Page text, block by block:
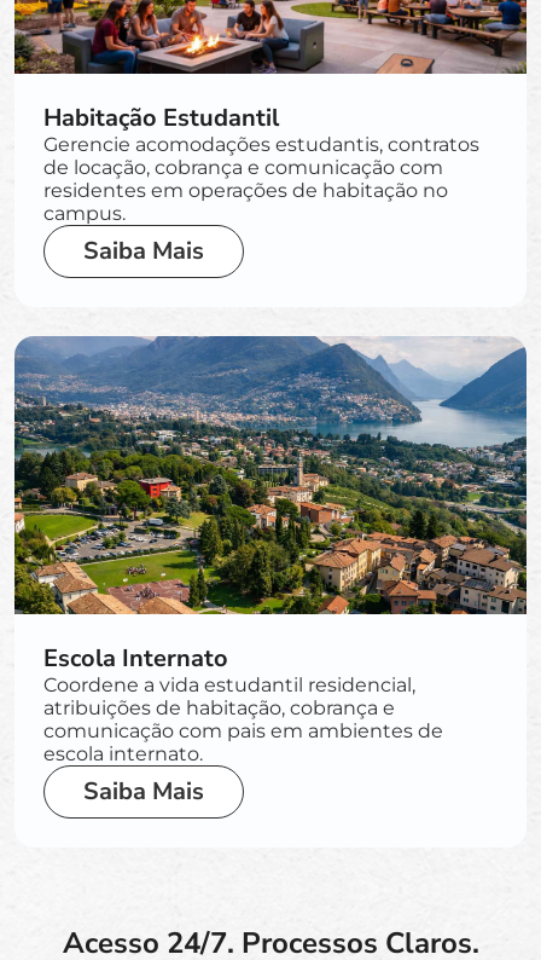
Habitação Estudantil
Gerencie acomodações estudantis, contratos
de locação, cobrança e comunicação com
residentes em operações de habitação no
campus.
Saiba Mais
Escola Internato
Coordene a vida estudantil residencial,
atribuições de habitação, cobrança e
comunicação com pais em ambientes de
escola internato.
Saiba Mais
Acesso 24/7. Processos Claros.